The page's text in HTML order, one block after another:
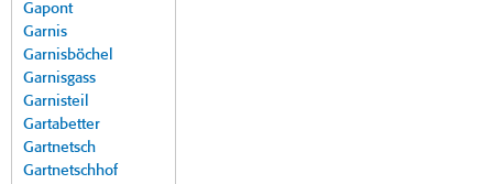
Gapont
Garnis
Garnisböchel
Garnisgass
Garnisteil
Gartabetter
Gartnetsch
Gartnetschhof